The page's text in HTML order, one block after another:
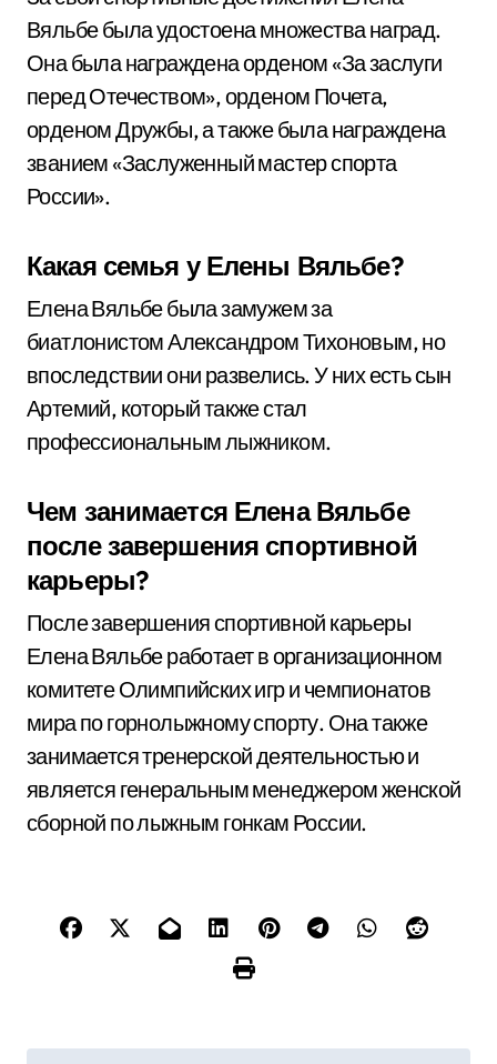
Вяльбе была удостоена множества наград.
Она была награждена орденом «За заслуги
перед Отечеством», орденом Почета,
орденом Дружбы, а также была награждена
званием «Заслуженный мастер спорта
России».
Какая семья у Елены Вяльбе?
Елена Вяльбе была замужем за
биатлонистом Александром Тихоновым, но
впоследствии они развелись. У них есть сын
Артемий, который также стал
профессиональным лыжником.
Чем занимается Елена Вяльбе
после завершения спортивной
карьеры?
После завершения спортивной карьеры
Елена Вяльбе работает в организационном
комитете Олимпийских игр и чемпионатов
мира по горнолыжному спорту. Она также
занимается тренерской деятельностью и
является генеральным менеджером женской
сборной по лыжным гонкам России.